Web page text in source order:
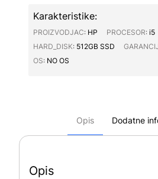
Karakteristike:
PROIZVODJAC∶ HP PROCESOR∶ i5
HARD_DISK∶ 512GB SSD
OS∶ NO OS
Opis Dodatne
Opis